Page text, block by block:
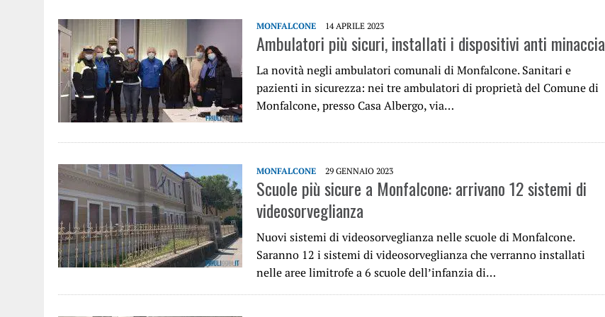
MONFALCONE 14 APRILE 2023
Ambulatori più sicuri, installati i dispositivi anti minaccia
La novità negli ambulatori comunali di Monfalcone. Sanitari e
pazienti in sicurezza: nei tre ambulatori di proprietà del Comune di
Monfalcone, presso Casa Albergo, via…
MONFALCONE 29 GENNAIO 2023
Scuole più sicure a Monfalcone: arrivano 12 sistemi di
videosorveglianza
Nuovi sistemi di videosorveglianza nelle scuole di Monfalcone.
Saranno 12 i sistemi di videosorveglianza che verranno installati
nelle aree limitrofe a 6 scuole dell’infanzia di…